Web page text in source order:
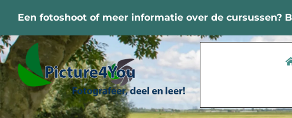
naar
inhoud
Een fotoshoot of meer informatie over de cursussen?